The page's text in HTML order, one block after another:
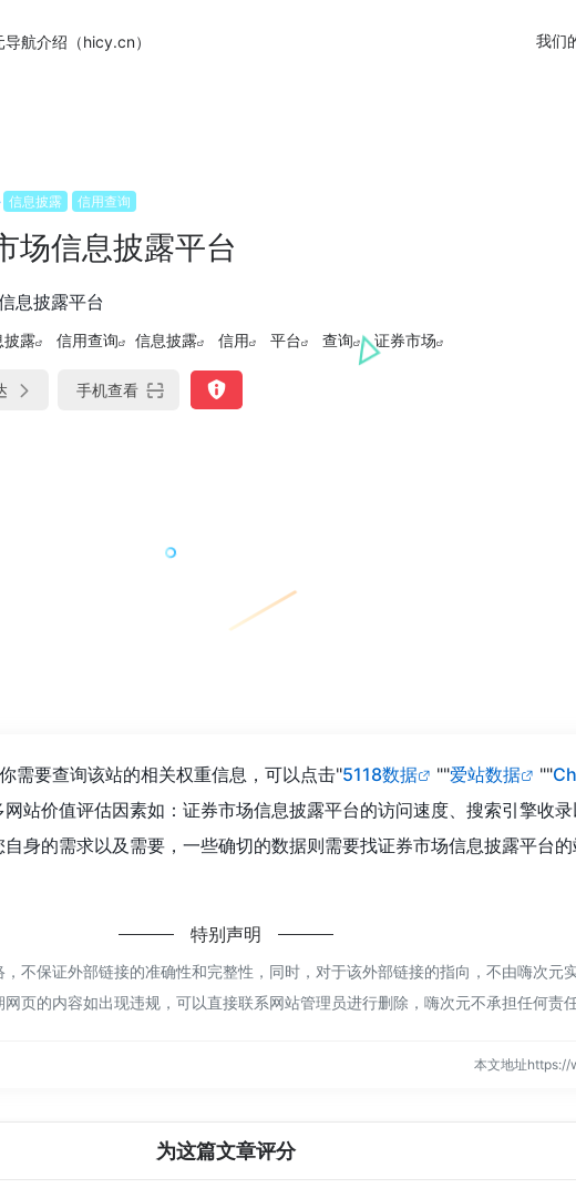
导航介绍（hicy.cn） 我们
信息披露 信用查询
场信息披露平台
息披露平台
披露 信用查询 信息披露 信用 平台 查询 证券市场
手机查看
需要查询该站的相关权重信息，可以点击"5118数据 ""爱站数据 ""
站价值评估因素如：证券市场信息披露平台的访问速度、搜索引擎收
身的需求以及需要，一些确切的数据则需要找证券市场信息披露平台
特别声明
不保证外部链接的准确性和完整性，同时，对于该外部链接的指向，不由嗨次
页的内容如出现违规，可以直接联系网站管理员进行删除，嗨次元不承担任何责任
本文地址
为这篇文章评分